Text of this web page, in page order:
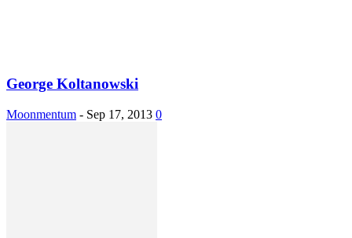
George Koltanowski
Moonmentum - Sep 17, 2013 0